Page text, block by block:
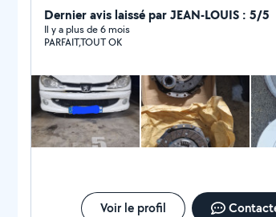
suspensions Remplacement pièces
Dernier avis laissé par JEAN-LOUIS : 5/5
Il y a plus de 6 mois
PARFAIT,TOUT OK
Voir le profil